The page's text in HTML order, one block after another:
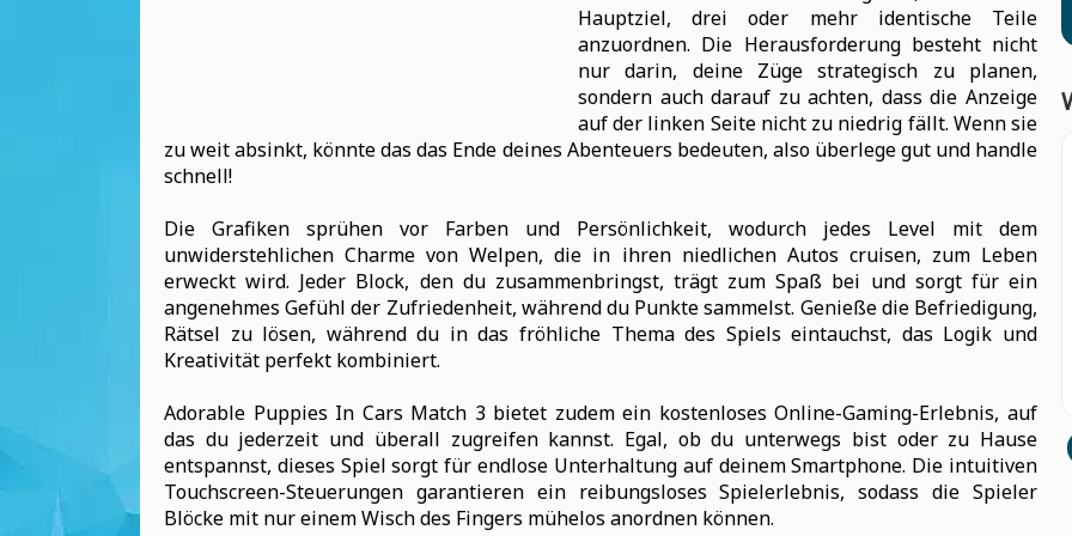
Hauptziel, drei oder mehr identische Teile
anzuordnen. Die Herausforderung besteht nicht
nur darin, deine Züge strategisch zu planen,
sondern auch darauf zu achten, dass die Anzeige
auf der linken Seite nicht zu niedrig fällt. Wenn sie
zu weit absinkt, könnte das das Ende deines Abenteuers bedeuten, also überlege gut und handle
schnell!
Die Grafiken sprühen vor Farben und Persönlichkeit, wodurch jedes Level mit dem
unwiderstehlichen Charme von Welpen, die in ihren niedlichen Autos cruisen, zum Leben
erweckt wird. Jeder Block, den du zusammenbringst, trägt zum Spaß bei und sorgt für ein
angenehmes Gefühl der Zufriedenheit, während du Punkte sammelst. Genieße die Befriedigung,
Rätsel zu lösen, während du in das fröhliche Thema des Spiels eintauchst, das Logik und
Kreativität perfekt kombiniert.
Adorable Puppies In Cars Match 3 bietet zudem ein kostenloses Online-Gaming-Erlebnis, auf
das du jederzeit und überall zugreifen kannst. Egal, ob du unterwegs bist oder zu Hause
entspannst, dieses Spiel sorgt für endlose Unterhaltung auf deinem Smartphone. Die intuitiven
Touchscreen-Steuerungen garantieren ein reibungsloses Spielerlebnis, sodass die Spieler
Blöcke mit nur einem Wisch des Fingers mühelos anordnen können.